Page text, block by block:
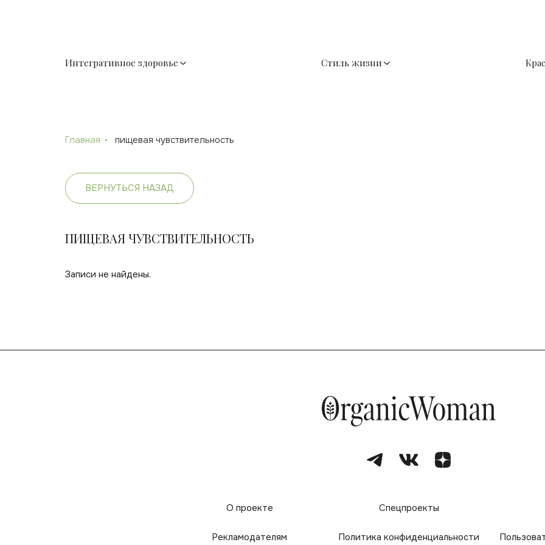
Интегративное здоровье Стиль жизни
Главная пищевая чувствительность
ВЕРНУТЬСЯ НАЗАД
ПИЩЕВАЯ ЧУВСТВИТЕЛЬНОСТЬ
Записи не найдены.
О проекте Спецпроекты
Рекламодателям Политика конфиденциальности